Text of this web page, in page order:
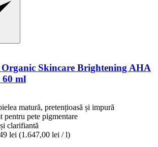
Skincare Brightening AHA
60 ml
matură, pretențioasă și impură
pentru pete pigmentare
clarifiantă
lei (1.647,00 lei / l)